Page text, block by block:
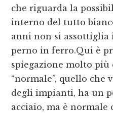
che riguarda la
interno del tutto
anni non si
perno in ferro.Qui è
spiegazione molto più
“normale”, quello che
degli impianti, ha un
acciaio, ma è normale